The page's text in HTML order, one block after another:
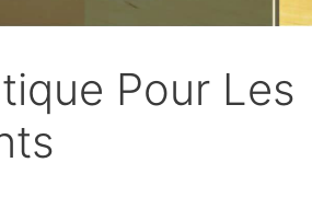
Pour Les